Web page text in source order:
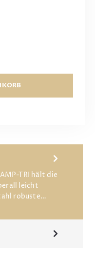
TRI hält die
leicht
robuste…